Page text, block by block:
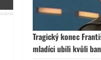
Tragický konec
mladíci ubili kvůli